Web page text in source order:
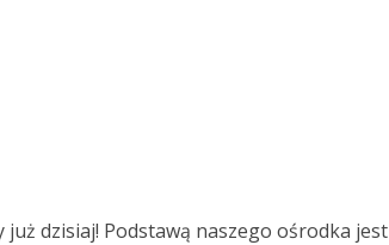
dzisiaj! Podstawą naszego ośrodka jest